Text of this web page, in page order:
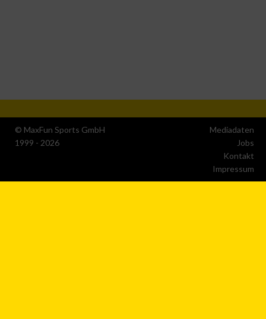
© MaxFun Sports GmbH
1999 - 2026
Mediadaten
Jobs
Kontakt
Impressum
IAB-Besonderheiten: